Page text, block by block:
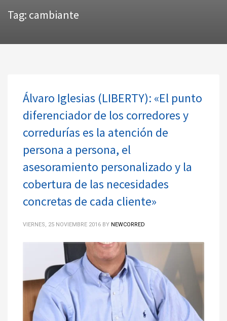
Tag: cambiante
Álvaro Iglesias (LIBERTY): «El punto
diferenciador de los corredores y
corredurías es la atención de
persona a persona, el
asesoramiento personalizado y la
cobertura de las necesidades
concretas de cada cliente»
VIERNES, 25 NOVIEMBRE 2016 BY NEWCORRED